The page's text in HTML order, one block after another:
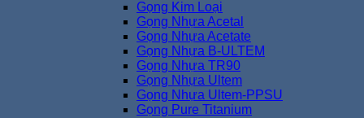
Gọng Kim Loại
Gọng Nhựa Acetal
Gọng Nhựa Acetate
Gọng Nhựa B-ULTEM
Gọng Nhựa TR90
Gọng Nhựa Ultem
Gọng Nhựa Ultem-PPSU
Gọng Pure Titanium